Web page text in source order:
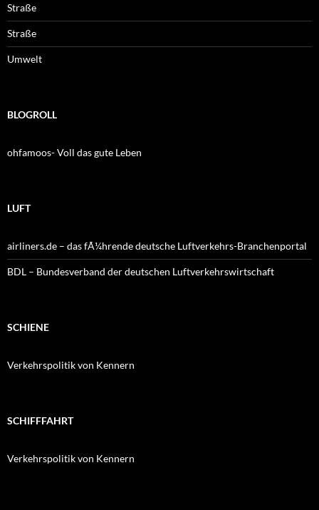
Straße
Straße
Umwelt
BLOGROLL
ohfamoos- Voll das gute Leben
LUFT
airliners.de – das fÃ¼hrende deutsche Luftverkehrs-Branchenportal
BDL – Bundesverband der deutschen Luftverkehrswirtschaft
SCHIENE
Verkehrspolitik von Kennern
SCHIFFFAHRT
Verkehrspolitik von Kennern